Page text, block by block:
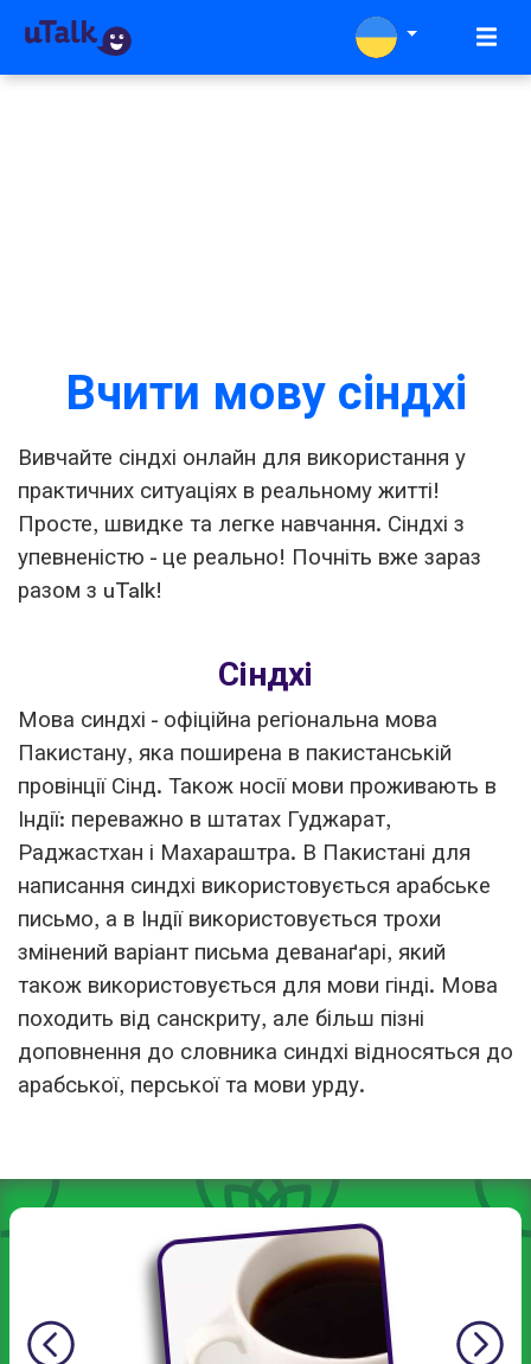
Вчити мову сіндхі
Вивчайте сіндхі онлайн для використання у
практичних ситуаціях в реальному житті!
Просте, швидке та легке навчання. Сіндхі з
упевненістю - це реально! Почніть вже зараз
разом з uTalk!
Сіндхі
Мова синдхі - офіційна регіональна мова
Пакистану, яка поширена в пакистанській
провінції Сінд. Також носії мови проживають в
Індії: переважно в штатах Гуджарат,
Раджастхан і Махараштра. В Пакистані для
написання синдхі використовується арабське
письмо, а в Індії використовується трохи
змінений варіант письма деванаґарі, який
також використовується для мови гінді. Мова
походить від санскриту, але більш пізні
доповнення до словника синдхі відносяться до
арабської, перської та мови урду.